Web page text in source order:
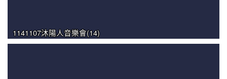
1141107沐陽人音樂會(14)